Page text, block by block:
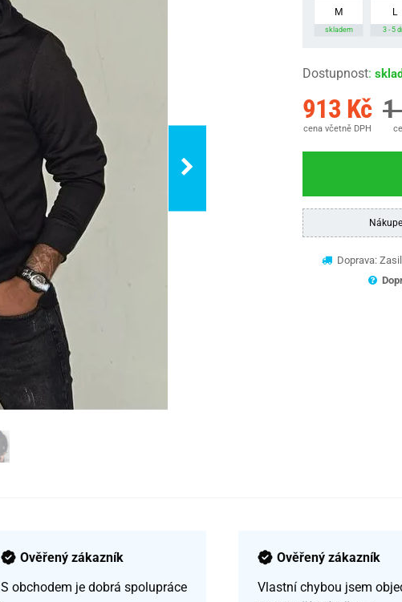
M
skladem
L
3 - 5
Dostupnost:
913 Kč
cena včetně DPH
1
Doprava:
Ověřený zákazník
S obchodem je dobrá spolupráce
Ověřený zákazník
Vlastní chybou jsem